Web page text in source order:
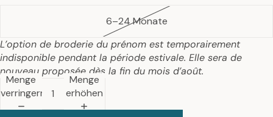
6–24 Monate
L’option de broderie du prénom est temporairement
indisponible pendant la période estivale. Elle sera de
nouveau proposée dès la fin du mois d’août.
Menge
verringern
Menge
erhöhen